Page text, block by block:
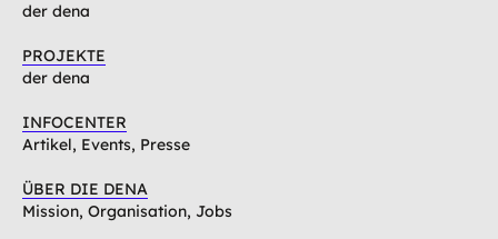
der dena
PROJEKTE
der dena
INFOCENTER
Artikel, Events, Presse
ÜBER DIE DENA
Mission, Organisation, Jobs